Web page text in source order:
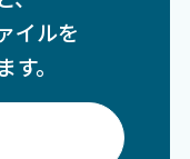
イルを
。